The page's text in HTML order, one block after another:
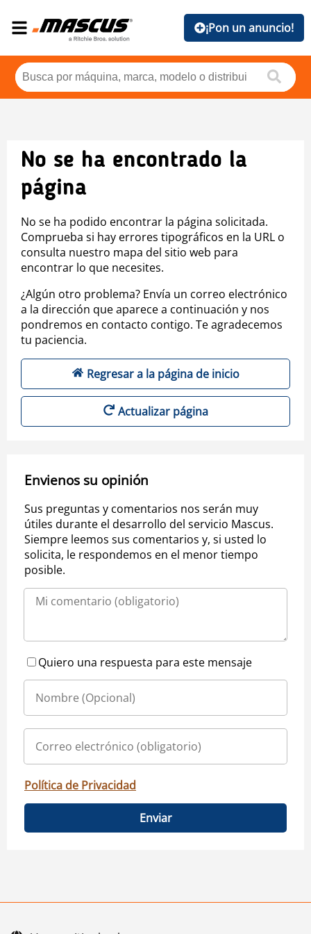
¡Pon un anuncio!
No se ha encontrado la
página
No se ha podido encontrar la página solicitada.
Comprueba si hay errores tipográficos en la URL o
consulta nuestro mapa del sitio web para
encontrar lo que necesites.
¿Algún otro problema? Envía un correo electrónico
a la dirección que aparece a continuación y nos
pondremos en contacto contigo. Te agradecemos
tu paciencia.
Regresar a la página de inicio
Actualizar página
Envienos su opinión
Sus preguntas y comentarios nos serán muy
útiles durante el desarrollo del servicio Mascus.
Siempre leemos sus comentarios y, si usted lo
solicita, le respondemos en el menor tiempo
posible.
Quiero una respuesta para este mensaje
Política de Privacidad
Enviar